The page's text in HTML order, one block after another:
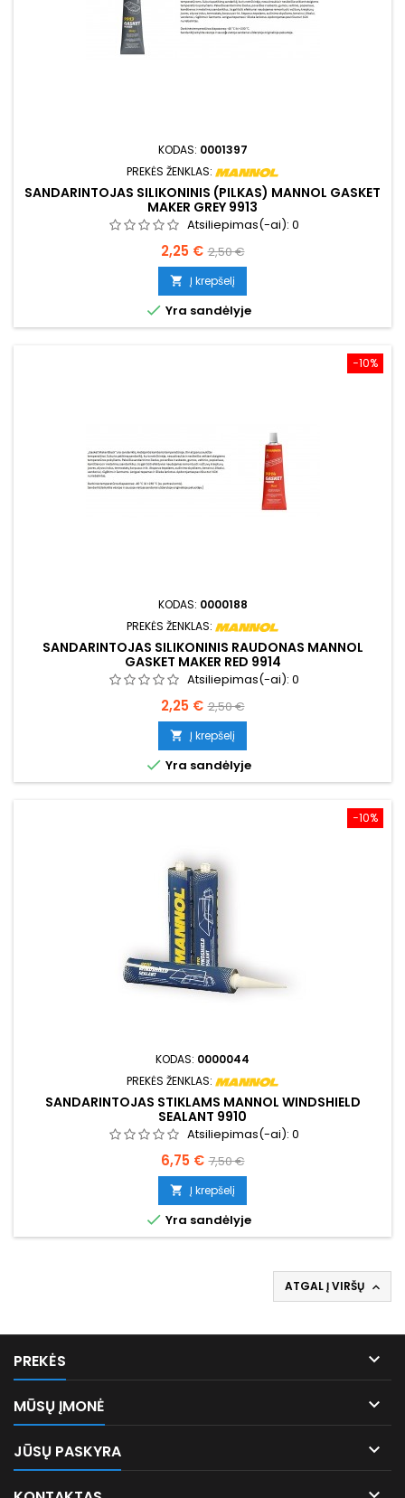
KODAS: 0001397
PREKĖS ŽENKLAS:
SANDARINTOJAS SILIKONINIS (PILKAS) MANNOL GASKET
MAKER GREY 9913
Atsiliepimas(-ai): 0
Kaina
2,25 € Bazinė
kaina
2,50 €
 Į krepšelį
 Yra sandėlyje
−10%
KODAS: 0000188
PREKĖS ŽENKLAS:
SANDARINTOJAS SILIKONINIS RAUDONAS MANNOL
GASKET MAKER RED 9914
Atsiliepimas(-ai): 0
Kaina
2,25 € Bazinė
kaina
2,50 €
 Į krepšelį
 Yra sandėlyje
−10%
KODAS: 0000044
PREKĖS ŽENKLAS:
SANDARINTOJAS STIKLAMS MANNOL WINDSHIELD
SEALANT 9910
Atsiliepimas(-ai): 0
Kaina
6,75 € Bazinė
kaina
7,50 €
 Į krepšelį
 Yra sandėlyje
ATGAL Į VIRŠŲ 
PREKĖS 
MŪSŲ ĮMONĖ 
JŪSŲ PASKYRA 